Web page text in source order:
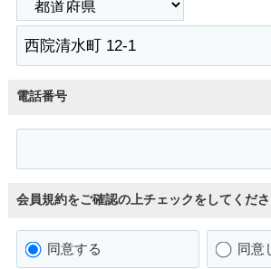
電話番号
会員規約をご確認の上チェックをしてくだ
同意する 同意